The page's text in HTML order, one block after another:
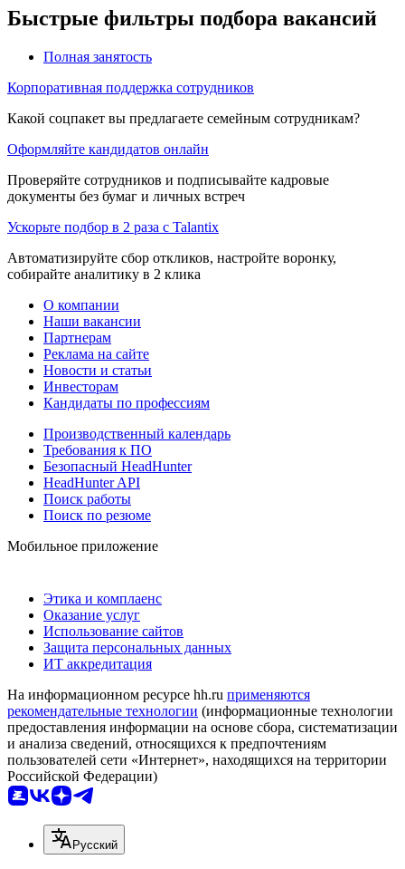
Быстрые фильтры подбора вакансий
Полная занятость
Корпоративная поддержка сотрудников
Какой соцпакет вы предлагаете семейным сотрудникам?
Оформляйте кандидатов онлайн
Проверяйте сотрудников и подписывайте кадровые
документы без бумаг и личных встреч
Ускорьте подбор в 2 раза с Talantix
Автоматизируйте сбор откликов, настройте воронку,
собирайте аналитику в 2 клика
О компании
Наши вакансии
Партнерам
Реклама на сайте
Новости и статьи
Инвесторам
Кандидаты по профессиям
Производственный календарь
Требования к ПО
Безопасный HeadHunter
HeadHunter API
Поиск работы
Поиск по резюме
Мобильное приложение
Этика и комплаенс
Оказание услуг
Использование сайтов
Защита персональных данных
ИТ аккредитация
На информационном ресурсе hh.ru применяются
рекомендательные технологии (информационные технологии
предоставления информации на основе сбора, систематизации
и анализа сведений, относящихся к предпочтениям
пользователей сети «Интернет», находящихся на территории
Российской Федерации)
Русский